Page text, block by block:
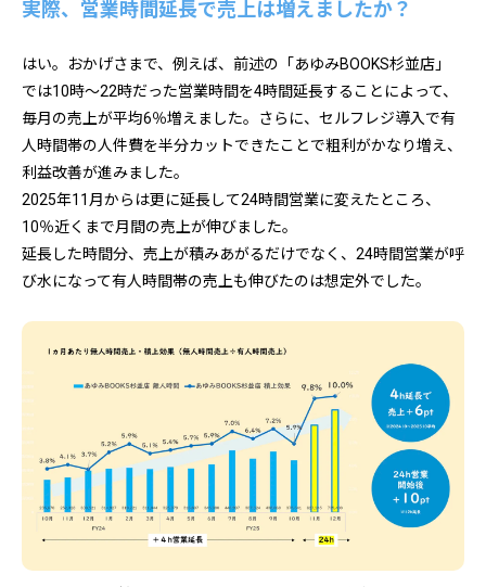
実際、営業時間延長で売上は増えましたか？
はい。おかげさまで、例えば、前述の「あゆみBOOKS杉並店」
では10時～22時だった営業時間を4時間延長することによって、
毎月の売上が平均6％増えました。さらに、セルフレジ導入で有
人時間帯の人件費を半分カットできたことで粗利がかなり増え、
利益改善が進みました。
2025年11月からは更に延長して24時間営業に変えたところ、
10％近くまで月間の売上が伸びました。
延長した時間分、売上が積みあがるだけでなく、24時間営業が呼
び水になって有人時間帯の売上も伸びたのは想定外でした。